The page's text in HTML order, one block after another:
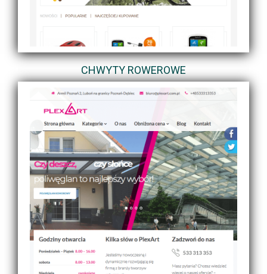
CHWYTY ROWEROWE